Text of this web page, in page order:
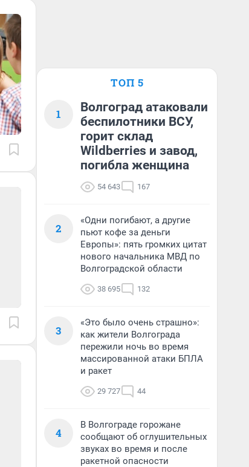
ТОП 5
1
Волгоград атаковали
беспилотники ВСУ,
горит склад
Wildberries и завод,
погибла женщина
54 643 167
2
«Одни погибают, а другие
пьют кофе за деньги
Европы»: пять громких цитат
нового начальника МВД по
Волгоградской области
38 695 132
3
«Это было очень страшно»:
как жители Волгограда
пережили ночь во время
массированной атаки БПЛА
и ракет
29 727 44
4
В Волгограде горожане
сообщают об оглушительных
звуках во время и после
ракетной опасности